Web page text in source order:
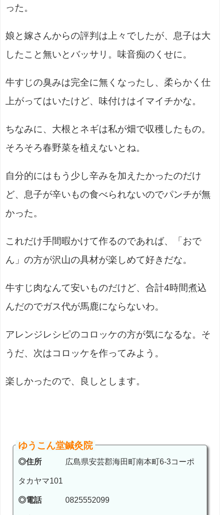
った。
娘と嫁さんからの評判は上々でしたが、息子は大
したこと無いとバッサリ。味音痴のくせに。
牛すじの臭みは完全に無くなったし、柔らかく仕
上がってはいたけど、味付けはイマイチかな。
ちなみに、大根とネギは私が畑で収穫したもの。
そろそろ春野菜を植えないとね。
自分的にはもう少し辛みを加えたかったのだけ
ど、息子が辛いもの食べられないのでパンチが無
かった。
これだけ手間暇かけて作るのであれば、「おで
ん」の方が沢山の具材が楽しめて好きだな。
牛すじ肉なんて安いものだけど、合計4時間煮込
んだのでガス代が馬鹿にならないわ。
アレンジレシピのコロッケの方が気になるな。そ
うだ、次はコロッケを作ってみよう。
楽しかったので、良しとします。
ゆうこん堂鍼灸院
◎住所 広島県安芸郡海田町南本町6-3コーポ
タカヤマ101
◎電話0825552099